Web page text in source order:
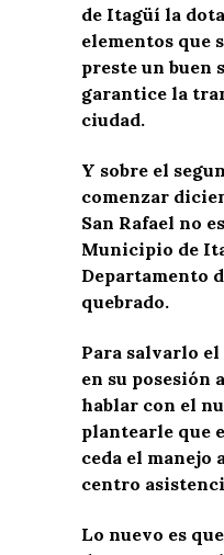
de Itagüí la
elementos que
preste un buen
garantice la
ciudad.
Y sobre el
comenzar
San Rafael no
Municipio de
Departamento
quebrado.
Para salvarlo
en su posesión
hablar con el
plantearle que
ceda el manejo
centro
Lo nuevo es